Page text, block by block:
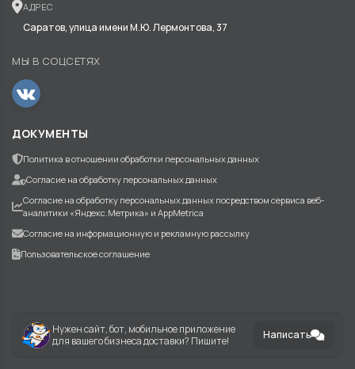
АДРЕС
Саратов, улица имени М.Ю. Лермонтова, 37
МЫ В СОЦСЕТЯХ
ДОКУМЕНТЫ
Политика в отношении обработки персональных данных
Согласие на обработку персональных данных
Согласие на обработку персональных данных посредством сервиса веб-
аналитики «Яндекс.Метрика» и AppMetrica
Согласие на информационную и рекламную рассылку
Пользовательское соглашение
Нужен сайт, бот, мобильное приложение
для вашего бизнеса доставки? Пишите!
Написать